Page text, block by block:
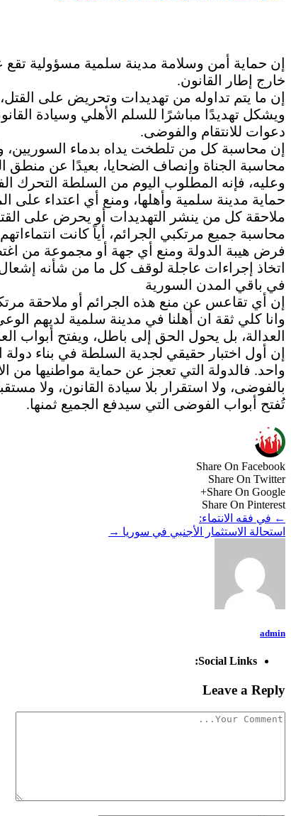
إن حماية أمن وسلامة مدينة سلمية مسؤولية
خارج إطار القانون.
إن ما يتم تداوله من تهديدات وتحريض على
ويشكل تهديدًا مباشرًا للسلم الأهلي وسيادة
دعوات للانتقام والفوضى.
إن محاسبة كل من تلطخت يداه بدماء السوريين،
محاسبة الجناة وإنصاف الضحايا، بعيدًا عن منطق
وعليه، فإنه المطلوب اليوم من السلطة التحرك
حماية مدينة سلمية وأهلها، ومنع أي اعتداء على
ملاحقة كل من ينشر التهديدات أو يحرض على
محاسبة جميع مرتكبي الجرائم، أياً كانت
فرض هيبة الدولة ومنع أي جهة أو مجموعة من
اتخاذ إجراءات عاجلة لوقف كل ما من شأنه
في باقي المدن السورية
إن أي تقاعس عن منع هذه الجرائم أو ملاحقة
وانا كلي ثقة ان أهلنا في مدينة سلمية لديهم
العدالة، بل يحول الحق إلى باطل، ويفتح
إن أول اختبار حقيقي لجدية السلطة في بناء
واحد. فالدولة التي تعجز عن حماية مواطنيها من
بالفوضى، ولا استقرار بلا سيادة القانون، ولا
تُفتح أبواب الفوضى التي سيدفع الجميع ثمنها.
Share On Facebook
Share On Twitter
Share On Google+
Share On Pinterest
← في فقه الانتماء:
استحالة الاستثمار الأجنبي في سوريا →
admin
Social Links:
Leave a Reply